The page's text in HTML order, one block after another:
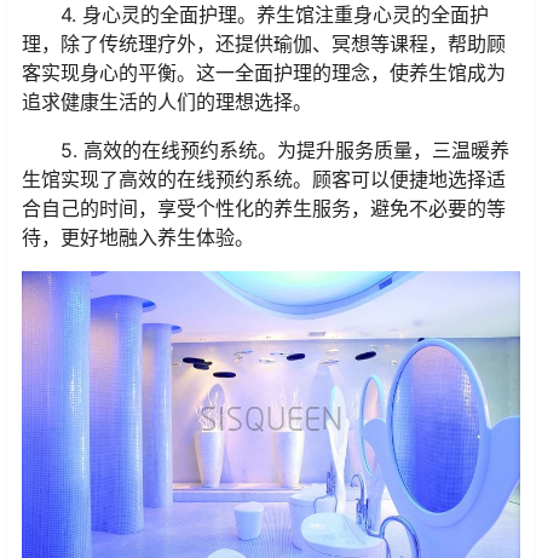
4. 身心灵的全面护理。养生馆注重身心灵的全面护
理，除了传统理疗外，还提供瑜伽、冥想等课程，帮助顾
客实现身心的平衡。这一全面护理的理念，使养生馆成为
追求健康生活的人们的理想选择。
5. 高效的在线预约系统。为提升服务质量，三温暖养
生馆实现了高效的在线预约系统。顾客可以便捷地选择适
合自己的时间，享受个性化的养生服务，避免不必要的等
待，更好地融入养生体验。